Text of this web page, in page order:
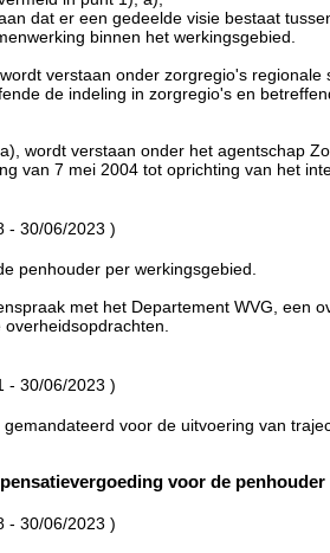
dat er een gedeelde visie bestaat
binnen het werkingsgebied.
verstaan onder zorgregio's
de indeling in zorgregio's en
wordt verstaan onder het agentschap
van 7 mei 2004 tot oprichting van het
- 30/06/2023 )
penhouder per werkingsgebied.
met het Departement WVG, een
- 30/06/2023 )
voor de uitvoering van
voor de penhouder
- 30/06/2023 )